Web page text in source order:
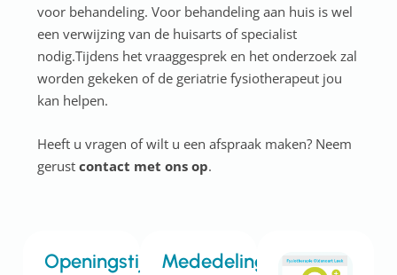
voor behandeling. Voor behandeling aan huis is wel
een verwijzing van de huisarts of specialist
nodig.Tijdens het vraaggesprek en het onderzoek zal
worden gekeken of de geriatrie fysiotherapeut jou
kan helpen.
Heeft u vragen of wilt u een afspraak maken? Neem
gerust contact met ons op.
OpeningstijdenMededelingen